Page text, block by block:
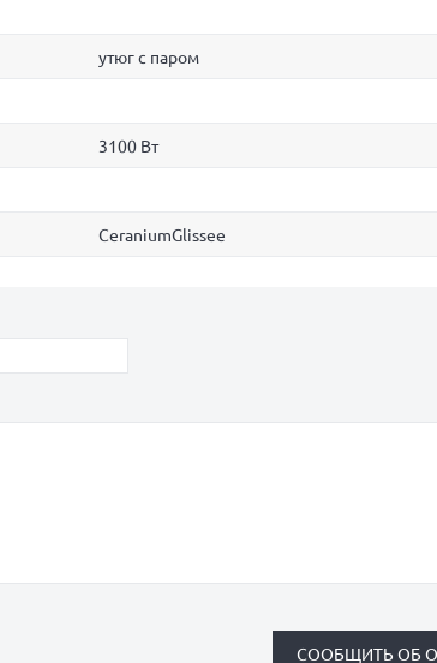
утюг с паром
3100 Вт
CeraniumGlissee